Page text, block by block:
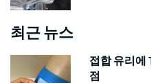
최근 뉴스
접합 유리에
점